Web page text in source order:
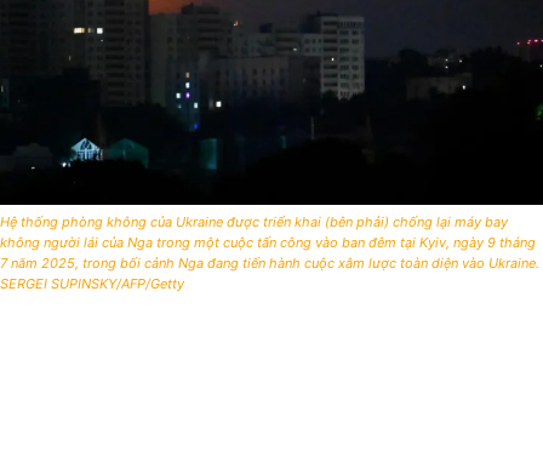
Hệ thống phòng không của Ukraine được triển khai (bên phải) chống lại máy bay
không người lái của Nga trong một cuộc tấn công vào ban đêm tại Kyiv, ngày 9 tháng
7 năm 2025, trong bối cảnh Nga đang tiến hành cuộc xâm lược toàn diện vào Ukraine.
SERGEI SUPINSKY/AFP/Getty